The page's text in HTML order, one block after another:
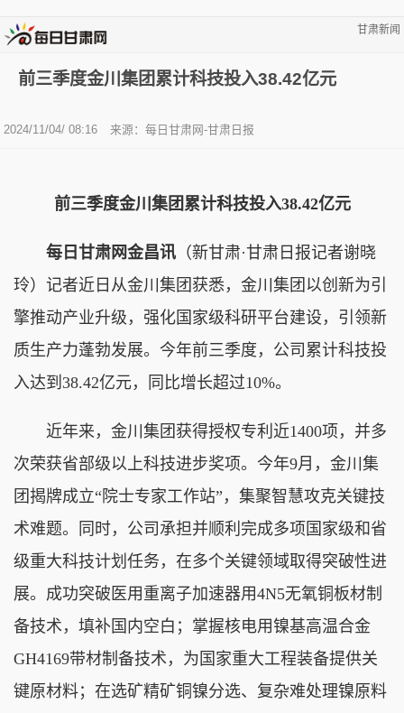
甘肃新闻
前三季度金川集团累计科技投入38.42亿元
2024/11/04/ 08:16 来源：每日甘肃网-甘肃日报
前三季度金川集团累计科技投入38.42亿元
每日甘肃网金昌讯 （新甘肃·甘肃日报记者谢晓
玲）记者近日从金川集团获悉，金川集团以创新为引
擎推动产业升级，强化国家级科研平台建设，引领新
质生产力蓬勃发展。今年前三季度，公司累计科技投
入达到38.42亿元，同比增长超过10%。
近年来，金川集团获得授权专利近1400项，并多
次荣获省部级以上科技进步奖项。今年9月，金川集
团揭牌成立“院士专家工作站”，集聚智慧攻克关键技
术难题。同时，公司承担并顺利完成多项国家级和省
级重大科技计划任务，在多个关键领域取得突破性进
展。成功突破医用重离子加速器用4N5无氧铜板材制
备技术，填补国内空白；掌握核电用镍基高温合金
GH4169带材制备技术，为国家重大工程装备提供关
键原材料；在选矿精矿铜镍分选、复杂难处理镍原料